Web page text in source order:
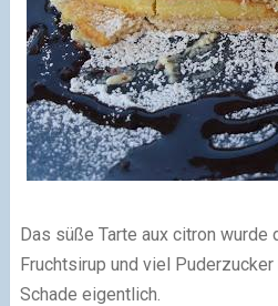
Das süße Tarte aux citron wurde
Fruchtsirup und viel Puderzucker
Schade eigentlich.